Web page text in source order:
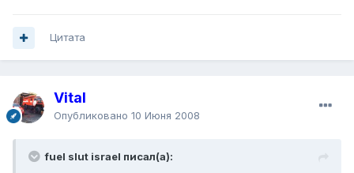
Цитата
Vital
Опубликовано 10 Июня 2008
fuel slut israel писал(а):